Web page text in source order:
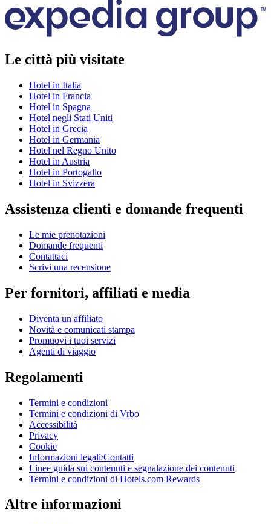
Le città più visitate
Hotel in Italia
Hotel in Francia
Hotel in Spagna
Hotel negli Stati Uniti
Hotel in Grecia
Hotel in Germania
Hotel nel Regno Unito
Hotel in Austria
Hotel in Portogallo
Hotel in Svizzera
Assistenza clienti e domande frequenti
Le mie prenotazioni
Domande frequenti
Contattaci
Scrivi una recensione
Per fornitori, affiliati e media
Diventa un affiliato
Novità e comunicati stampa
Promuovi i tuoi servizi
Agenti di viaggio
Regolamenti
Termini e condizioni
Termini e condizioni di Vrbo
Accessibilità
Privacy
Cookie
Informazioni legali/Contatti
Linee guida sui contenuti e segnalazione dei contenuti
Termini e condizioni di Hotels.com Rewards
Altre informazioni